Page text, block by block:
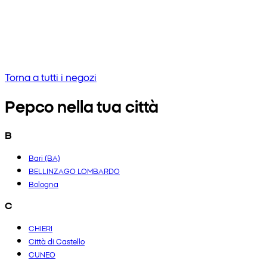
Torna a tutti i negozi
Pepco nella tua città
B
Bari (BA)
BELLINZAGO LOMBARDO
Bologna
C
CHIERI
Città di Castello
CUNEO